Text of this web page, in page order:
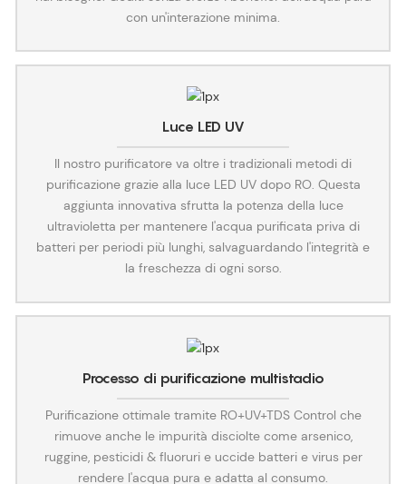
con un'interazione minima.
Luce LED UV
Il nostro purificatore va oltre i tradizionali metodi di
purificazione grazie alla luce LED UV dopo RO. Questa
aggiunta innovativa sfrutta la potenza della luce
ultravioletta per mantenere l'acqua purificata priva di
batteri per periodi più lunghi, salvaguardando l'integrità e
la freschezza di ogni sorso.
Processo di purificazione multistadio
Purificazione ottimale tramite RO+UV+TDS Control che
rimuove anche le impurità disciolte come arsenico,
ruggine, pesticidi & fluoruri e uccide batteri e virus per
rendere l'acqua pura e adatta al consumo.